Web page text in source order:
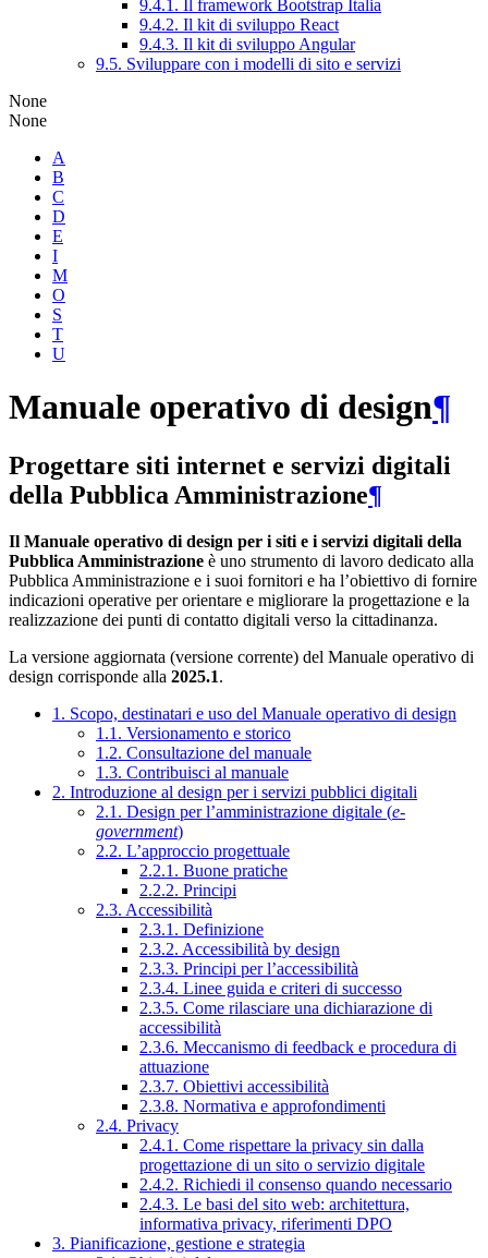
9.4.1. Il framework Bootstrap Italia
9.4.2. Il kit di sviluppo React
9.4.3. Il kit di sviluppo Angular
9.5. Sviluppare con i modelli di sito e servizi
None
None
A
B
C
D
E
I
M
O
S
T
U
Manuale operativo di design¶
Progettare siti internet e servizi digitali
della Pubblica Amministrazione¶
Il Manuale operativo di design per i siti e i servizi digitali della
Pubblica Amministrazione è uno strumento di lavoro dedicato alla
Pubblica Amministrazione e i suoi fornitori e ha l’obiettivo di fornire
indicazioni operative per orientare e migliorare la progettazione e la
realizzazione dei punti di contatto digitali verso la cittadinanza.
La versione aggiornata (versione corrente) del Manuale operativo di
design corrisponde alla 2025.1.
1. Scopo, destinatari e uso del Manuale operativo di design
1.1. Versionamento e storico
1.2. Consultazione del manuale
1.3. Contribuisci al manuale
2. Introduzione al design per i servizi pubblici digitali
2.1. Design per l’amministrazione digitale (e-
government)
2.2. L’approccio progettuale
2.2.1. Buone pratiche
2.2.2. Principi
2.3. Accessibilità
2.3.1. Definizione
2.3.2. Accessibilità by design
2.3.3. Principi per l’accessibilità
2.3.4. Linee guida e criteri di successo
2.3.5. Come rilasciare una dichiarazione di
accessibilità
2.3.6. Meccanismo di feedback e procedura di
attuazione
2.3.7. Obiettivi accessibilità
2.3.8. Normativa e approfondimenti
2.4. Privacy
2.4.1. Come rispettare la privacy sin dalla
progettazione di un sito o servizio digitale
2.4.2. Richiedi il consenso quando necessario
2.4.3. Le basi del sito web: architettura,
informativa privacy, riferimenti DPO
3. Pianificazione, gestione e strategia